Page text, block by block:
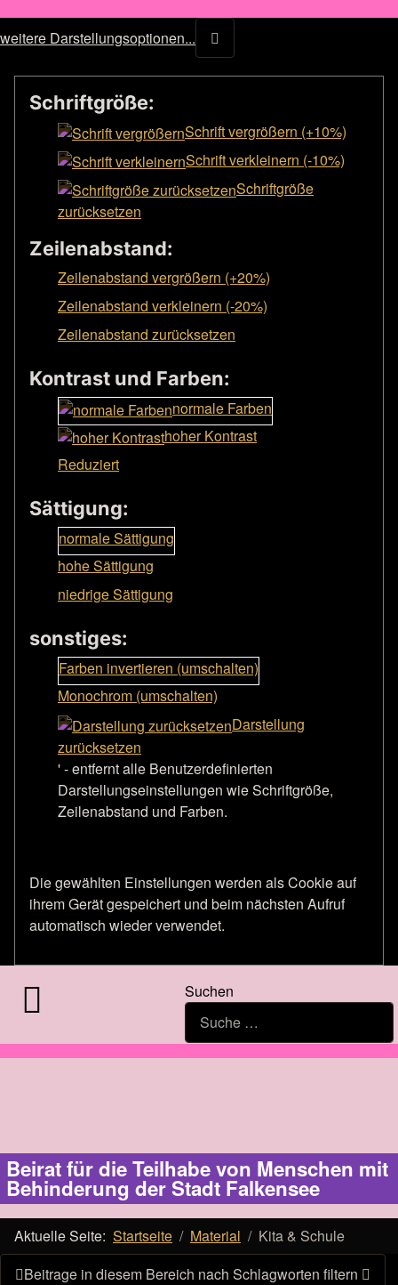
weitere Darstellungsoptionen...
Schriftgröße:
Schrift vergrößern (+10%)
Schrift verkleinern (-10%)
Schriftgröße
zurücksetzen
Zeilenabstand:
Zeilenabstand vergrößern (+20%)
Zeilenabstand verkleinern (-20%)
Zeilenabstand zurücksetzen
Kontrast und Farben:
normale Farben
hoher Kontrast
Reduziert
Sättigung:
normale Sättigung
hohe Sättigung
niedrige Sättigung
sonstiges:
Farben invertieren (umschalten)
Monochrom (umschalten)
Darstellung
zurücksetzen
' - entfernt alle Benutzerdefinierten
Darstellungseinstellungen wie Schriftgröße,
Zeilenabstand und Farben.
Die gewählten Einstellungen werden als Cookie auf
ihrem Gerät gespeichert und beim nächsten Aufruf
automatisch wieder verwendet.
Suchen
Beirat für die Teilhabe von Menschen mit
Behinderung der Stadt Falkensee
Aktuelle Seite: Startseite Material
Kita & Schule
Beitrage in diesem Bereich nach Schlagworten filtern